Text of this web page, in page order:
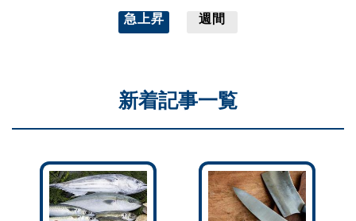
急上昇 週間
新着記事一覧